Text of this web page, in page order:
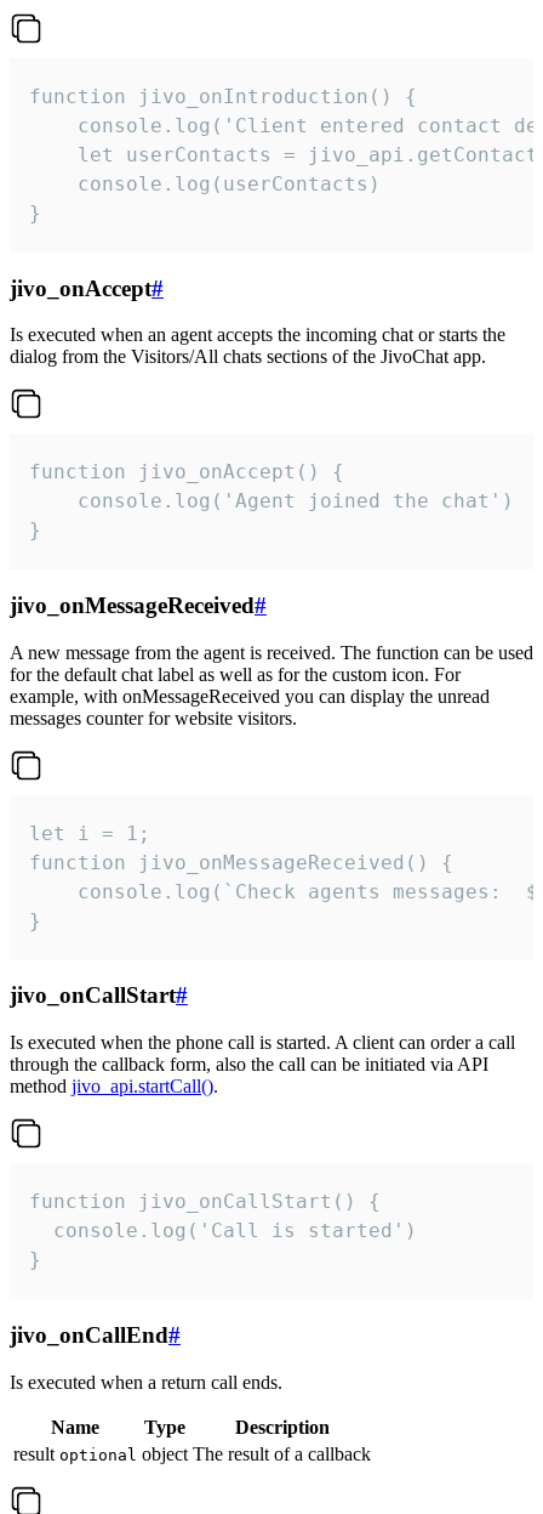
function jivo_onIntroduction() {
console.log('Client entered contact
let userContacts =
    console.log(userContacts)
}
jivo_onAccept#
Is executed when an agent accepts the incoming chat or starts the
dialog from the Visitors/All chats sections of the JivoChat app.
function jivo_onAccept() {
}
jivo_onMessageReceived#
A new message from the agent is received. The function can be used
for the default chat label as well as for the custom icon. For
example, with onMessageReceived you can display the unread
messages counter for website visitors.
let i = 1;
function jivo_onMessageReceived() {
}
jivo_onCallStart#
Is executed when the phone call is started. A client can order a call
through the callback form, also the call can be initiated via API
method jivo_api.startCall().
function jivo_onCallStart() {
  console.log('Call is started')
}
jivo_onCallEnd#
Is executed when a return call ends.
Name Type
Description
result optional object The result of a callback